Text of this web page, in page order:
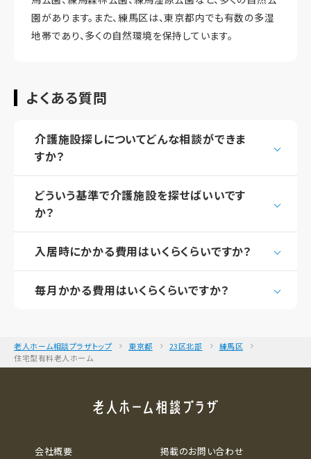
園があります。また、練馬区は、東京都内でも有数の多湿
地帯であり、多くの自然環境を保持しています。
よくある質問
介護施設探しについてどんな相談ができま
すか？
どういう基準で介護施設を探せばいいです
か？
入居時にかかる費用はいくらくらいですか？
毎月かかる費用はいくらくらいですか？
老人ホーム相談プラザトップ 東京都 23区北部
練馬区
住宅型有料老人ホーム
会社概要 掲載のお問い合わせ